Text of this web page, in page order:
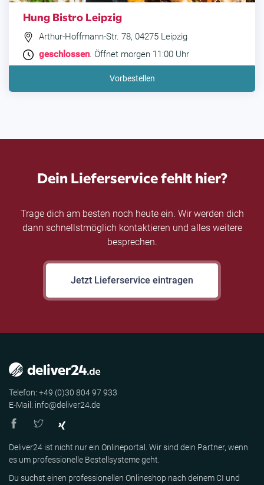
Hung Bistro Leipzig
Arthur-Hoffmann-Str. 78, 04275 Leipzig
geschlossen. Öffnet morgen 11:00 Uhr
Vorbestellen
Dein Lieferservice fehlt hier?
Trage dich am besten noch heute ein. Wir werden dich
dann schnellstmöglich kontaktieren und alles weitere
besprechen.
Jetzt Lieferservice eintragen
Telefon: +49 (0)30 804 97 933
E-Mail: info@deliver24.de
Deliver24 ist nicht nur ein Onlineportal. Wir sind dein Partner, wenn
es um professionelle Bestellsysteme geht.
Du suchst einen professionellen Onlineshop nach deinem CI und